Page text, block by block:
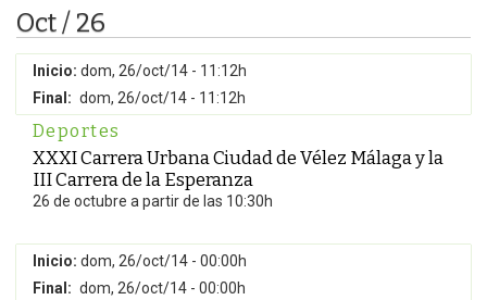
Oct / 26
Inicio: dom, 26/oct/14 - 11:12h
Final: dom, 26/oct/14 - 11:12h
Deportes
XXXI Carrera Urbana Ciudad de Vélez Málaga y la
III Carrera de la Esperanza
26 de octubre a partir de las 10:30h
Inicio: dom, 26/oct/14 - 00:00h
Final: dom, 26/oct/14 - 00:00h